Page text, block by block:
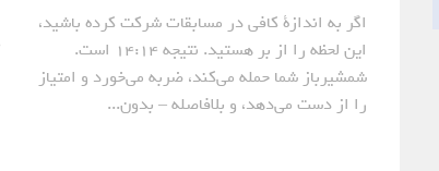
اگر به اندازة کافی در مسابقات شرکت کرده باشید،
این لحظه را از بر هستید. نتیجه ۱۴:۱۴ است.
شمشیرباز شما حمله می‌کند، ضربه می‌خورد و امتیاز
را از دست می‌دهد، و بلافاصله – بدون...